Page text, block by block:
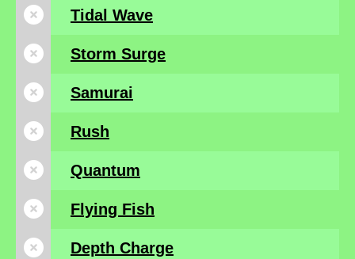
Tidal Wave
Storm Surge
Samurai
Rush
Quantum
Flying Fish
Depth Charge